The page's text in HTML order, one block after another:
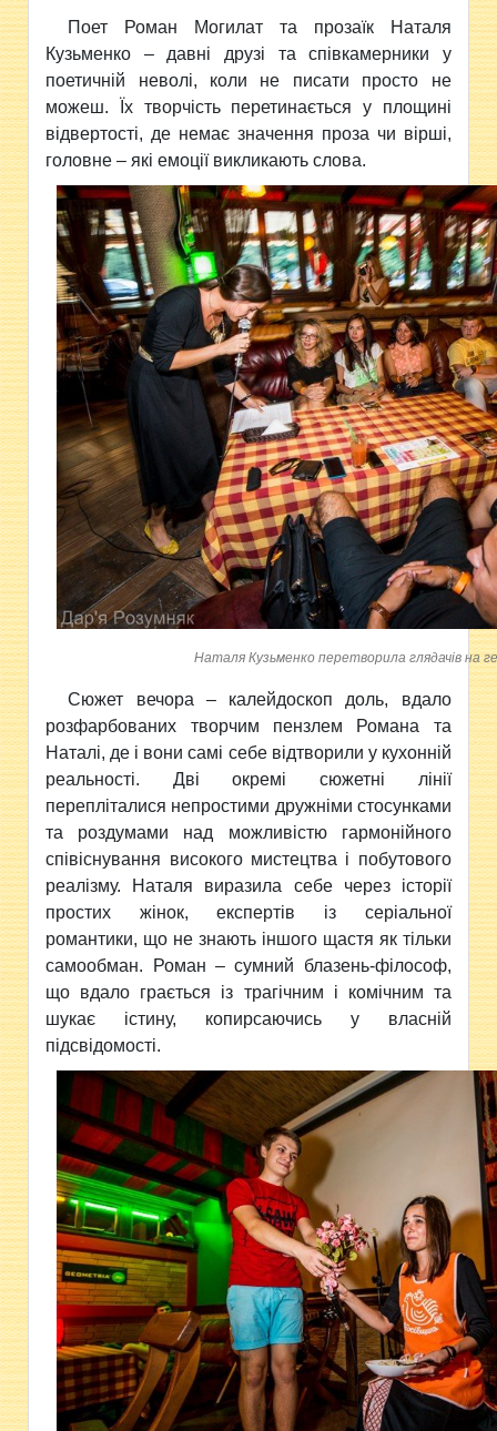
Поет Роман Могилат та прозаїк Наталя
Кузьменко – давні друзі та співкамерники у
поетичній неволі, коли не писати просто не
можеш. Їх творчість перетинається у площині
відвертості, де немає значення проза чи вірші,
головне – які емоції викликають слова.
Наталя Кузьменко перетворила глядачів на
Сюжет вечора – калейдоскоп доль, вдало
розфарбованих творчим пензлем Романа та
Наталі, де і вони самі себе відтворили у кухонній
реальності. Дві окремі сюжетні лінії
перепліталися непростими дружніми стосунками
та роздумами над можливістю гармонійного
співіснування високого мистецтва і побутового
реалізму. Наталя виразила себе через історії
простих жінок, експертів із серіальної
романтики, що не знають іншого щастя як тільки
самообман. Роман – сумний блазень-філософ,
що вдало грається із трагічним і комічним та
шукає істину, копирсаючись у власній
підсвідомості.